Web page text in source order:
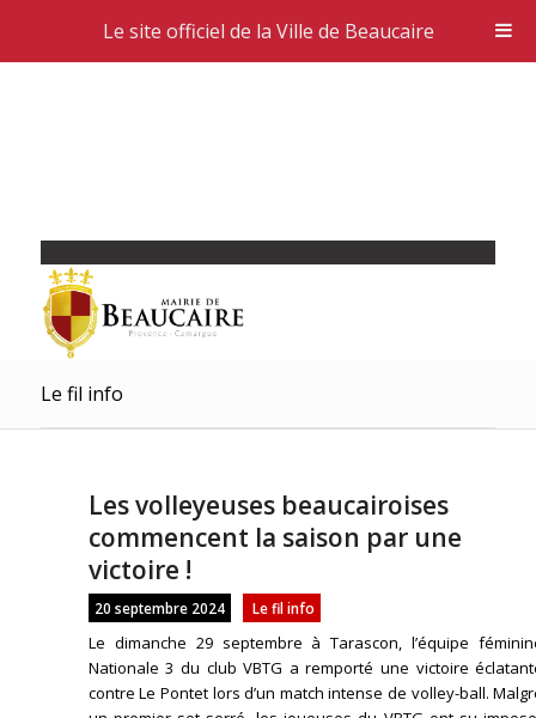
Le fil info
Les volleyeuses beaucairoises
commencent la saison par une
victoire !
20 septembre 2024 Le fil info
Le dimanche 29 septembre à Tarascon, l’équipe
Nationale 3 du club VBTG a remporté une victoire
contre Le Pontet lors d’un match intense de volley-ball.
Le site officiel de la Ville de Beaucaire